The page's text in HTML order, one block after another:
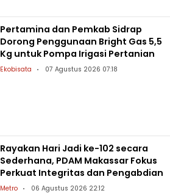
Pertamina dan Pemkab Sidrap
Dorong Penggunaan Bright Gas 5,5
Kg untuk Pompa Irigasi Pertanian
Ekobisata 07 Agustus 2026 07:18
Rayakan Hari Jadi ke-102 secara
Sederhana, PDAM Makassar Fokus
Perkuat Integritas dan Pengabdian
Metro 06 Agustus 2026 22:12